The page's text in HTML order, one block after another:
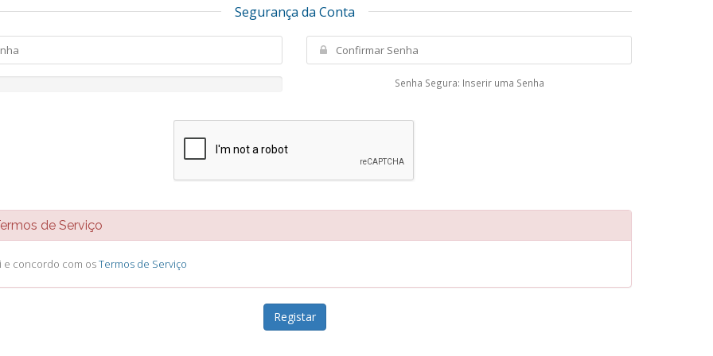
Segurança da Conta
Senha Segura: Inserir uma Senha
de Serviço
e concordo com osTermos de Serviço